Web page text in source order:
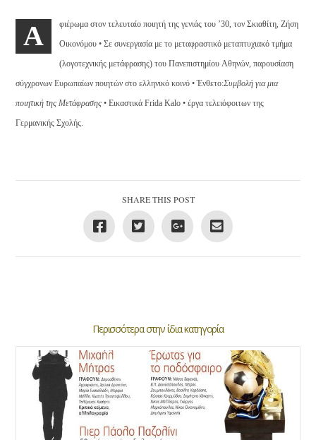
Α
φιέρωμα στον τελευταίο ποιητή της γενιάς του ’30, τον Σκιαθίτη, Zήση
Oικονόμου • Σε συνεργασία με το μεταφραστικό μεταπτυχιακό τμήμα
(λογοτεχνικής μετάφρασης) του Πανεπιστημίου Aθηνών, παρουσίαση
σύγχρονων Eυρωπαίων ποιητών στο ελληνικό κοινό • Ένθετο:Συμβολή για μια
ποιητική της Μετάφρασης • Εικαστικά Frida Kalo • έργα τελειόφοιτων της
Γερμανικής Σχολής.
SHARE THIS POST
Περισσότερα στην ίδια κατηγορία